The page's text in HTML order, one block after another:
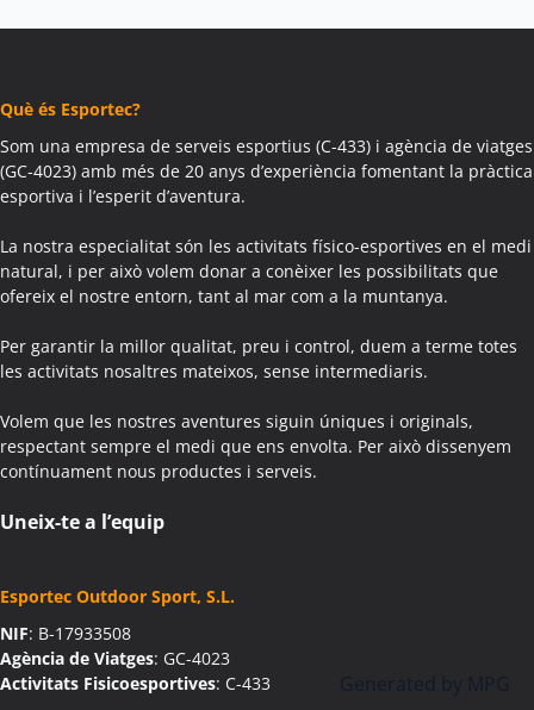
Colònies Escolars Agramunt
Activitats Teambuilding Empreses Aguilar de Segarra
Activitats Família Amics Aguilar de Segarra
Colònies Escolars Aguilar de Segarra
Activitats Teambuilding Empreses Agullana
Activitats Família Amics Agullana
Colònies Escolars Agullana
Activitats Família Amics Aiguafreda
Activitats Teambuilding Empreses Aiguamúrcia
Activitats Família Amics Aiguamúrcia
Colònies Escolars Aiguamúrcia
Activitats Teambuilding Empreses Aiguaviva
Activitats Teambuilding Empreses Aín
Activitats Família Amics Aín
Colònies Escolars Aín
Activitats Teambuilding Empreses Aitona
Què és Esportec?
Som una empresa de serveis esportius (C-433) i agència de viatges
(GC-4023) amb més de 20 anys d’experiència fomentant la pràctica
esportiva i l’esperit d’aventura.
La nostra especialitat són les activitats físico-esportives en el medi
natural, i per això volem donar a conèixer les possibilitats que
ofereix el nostre entorn, tant al mar com a la muntanya.
Per garantir la millor qualitat, preu i control, duem a terme totes
les activitats nosaltres mateixos, sense intermediaris.
Volem que les nostres aventures siguin úniques i originals,
respectant sempre el medi que ens envolta. Per això dissenyem
contínuament nous productes i serveis.
Uneix-te a l’equip
Esportec Outdoor Sport, S.L.
NIF: B-17933508
Agència de Viatges: GC-4023
Activitats Fisicoesportives: C-433